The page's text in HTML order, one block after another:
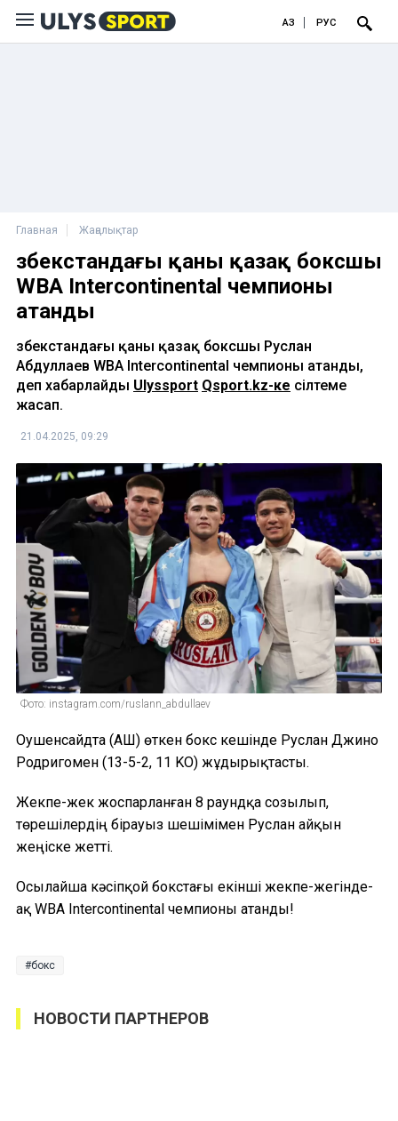
ҚАЗ РУС
Главная Жаңалықтар
Өзбекстандағы қаны қазақ боксшы
WBA Intercontinental чемпионы
атанды
Өзбекстандағы қаны қазақ боксшы Руслан
Абдуллаев WBA Intercontinental чемпионы атанды,
деп хабарлайды Ulyssport Qsport.kz-ке сілтеме
жасап.
21.04.2025, 09:29
Фото: instagram.com/ruslann_abdullaev
Оушенсайдта (АҚШ) өткен бокс кешінде Руслан Джино
Родригомен (13-5-2, 11 KO) жұдырықтасты.
Жекпе-жек жоспарланған 8 раундқа созылып,
төрешілердің бірауыз шешімімен Руслан айқын
жеңіске жетті.
Осылайша кәсіпқой бокстағы екінші жекпе-жегінде-
ақ WBA Intercontinental чемпионы атанды!
бокс
НОВОСТИ ПАРТНЕРОВ